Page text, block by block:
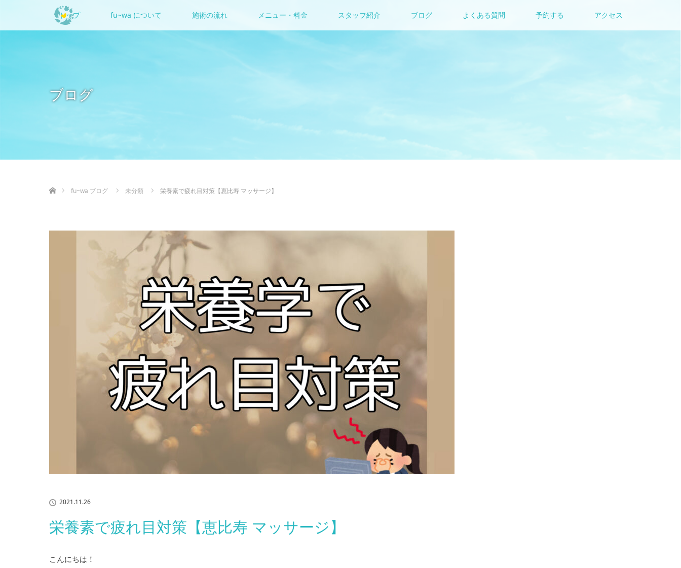
トップ fu~wa について 施術の流れ メニュー・料金 スタッフ紹介 ブログ よくある質問 予約する アクセス
ブログ
fu~wa ブログ
未分類 栄養素で疲れ目対策【恵比寿 マッサージ】
2021.11.26
栄養素で疲れ目対策【恵比寿 マッサージ】
こんにちは！